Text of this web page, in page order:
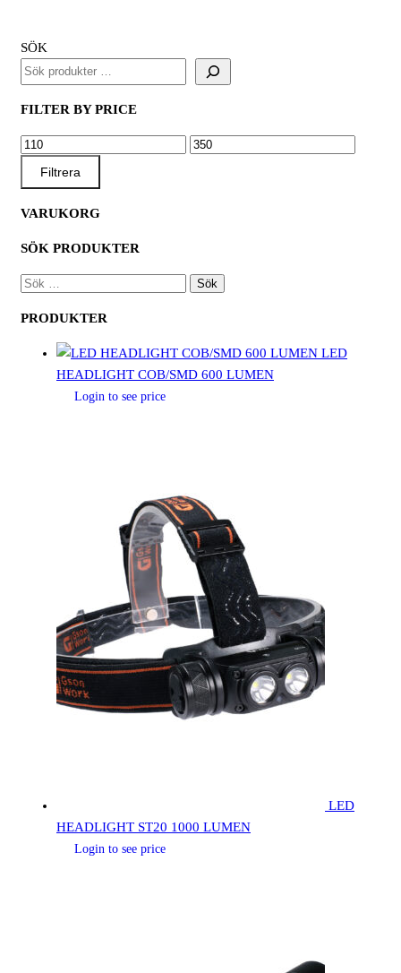
SÖK
FILTER BY PRICE
MIN
PRIS
MAX
Filtrera
VARUKORG
SÖK PRODUKTER
SÖK
PRODUKTER
LED
HEADLIGHT COB/SMD 600 LUMEN
Login to see price
LED
HEADLIGHT ST20 1000 LUMEN
Login to see price